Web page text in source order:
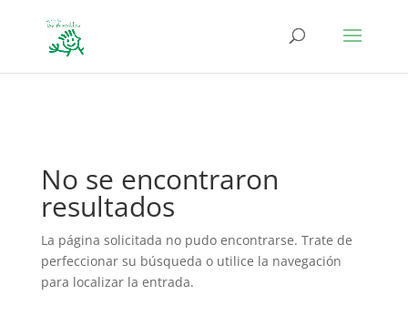
No se encontraron
resultados
La página solicitada no pudo encontrarse. Trate de
perfeccionar su búsqueda o utilice la navegación
para localizar la entrada.